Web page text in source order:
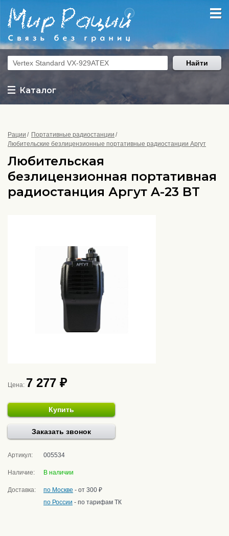
Каталог
Найти
Рации
Портативные радиостанции
Любительские безлицензионные портативные радиостанции Аргут
Любительская
безлицензионная портативная
радиостанция Аргут A-23 BT
Цена: 7 277 ₽
Купить
Заказать звонок
Артикул: 005534
Наличие: В наличии
Доставка: по Москве - от 300 ₽
по России - по тарифам ТК